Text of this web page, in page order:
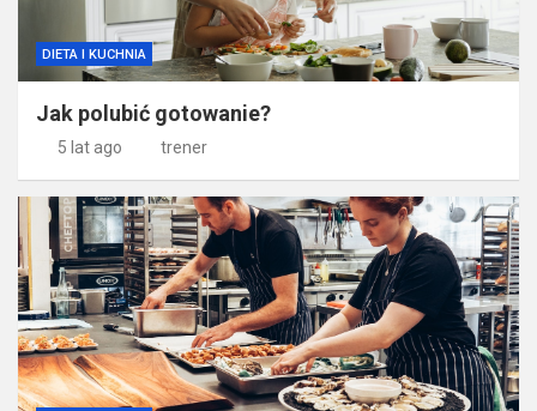
DIETA I KUCHNIA
Jak polubić gotowanie?
5 lat ago trener